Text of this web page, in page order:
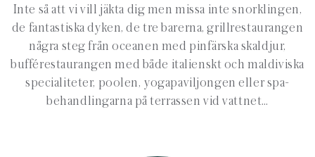
Inte så att vi vill jäkta dig men missa inte snorklingen,
de fantastiska dyken, de tre barerna, grillrestaurangen
några steg från oceanen med pinfärska skaldjur,
bufférestaurangen med både italienskt och maldiviska
specialiteter, poolen, yogapaviljongen eller spa-
behandlingarna på terrassen vid vattnet…